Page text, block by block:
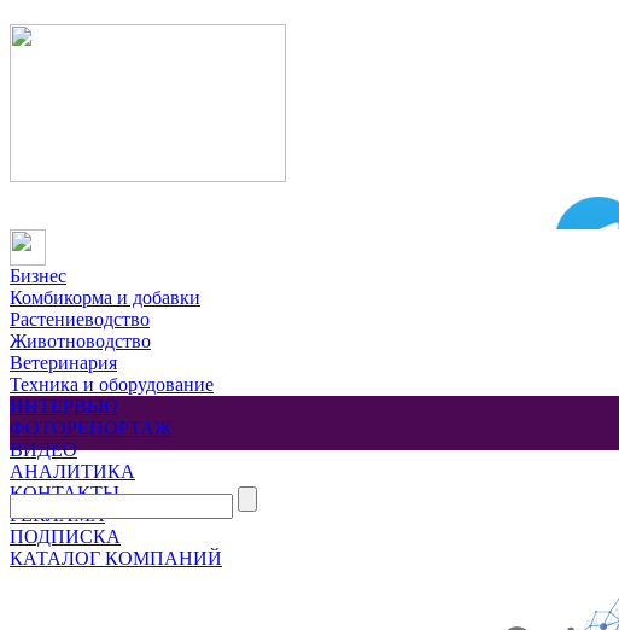
Бизнес
Комбикорма и добавки
Растениеводство
Животноводство
Ветеринария
Техника и оборудование
ИНТЕРВЬЮ
ФОТОРЕПОРТАЖ
ВИДЕО
АНАЛИТИКА
КОНТАКТЫ
РЕКЛАМА
ПОДПИСКА
КАТАЛОГ КОМПАНИЙ